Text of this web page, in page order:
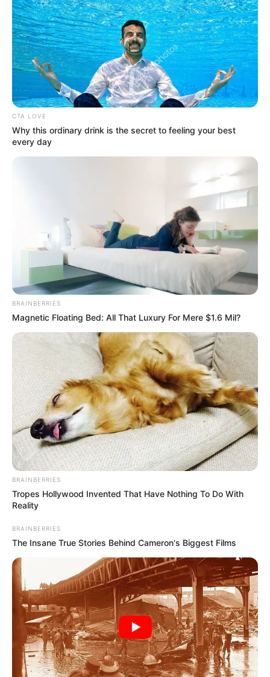
CTA LOVE
Why this ordinary drink is the secret to feeling your best
every day
BRAINBERRIES
Magnetic Floating Bed: All That Luxury For Mere $1.6 Mil?
BRAINBERRIES
Tropes Hollywood Invented That Have Nothing To Do With
Reality
BRAINBERRIES
The Insane True Stories Behind Cameron's Biggest Films